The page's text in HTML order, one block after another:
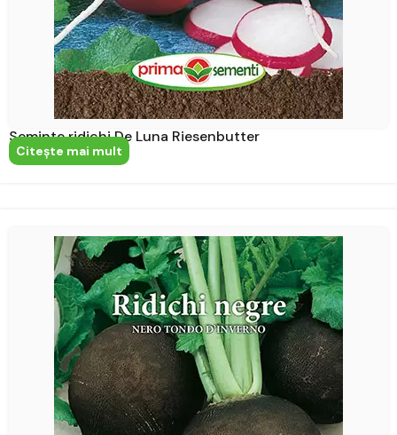
Seminte ridichi De Luna Riesenbutter
Citeşte mai mult